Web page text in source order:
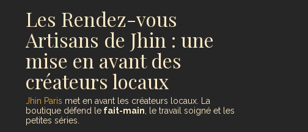
Les Rendez-vous
Artisans de Jhin : une
mise en avant des
créateurs locaux
Jhin Paris met en avant les créateurs locaux. La
boutique défend le fait-main, le travail soigné et les
petites séries.